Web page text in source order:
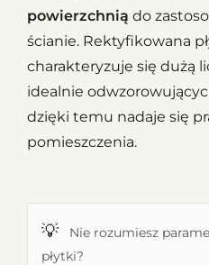
powierzchnią do
ścianie. Rektyfikowana
charakteryzuje się dużą
idealnie
dzięki temu nadaje się
pomieszczenia.
💡
Nie rozumiesz
płytki?